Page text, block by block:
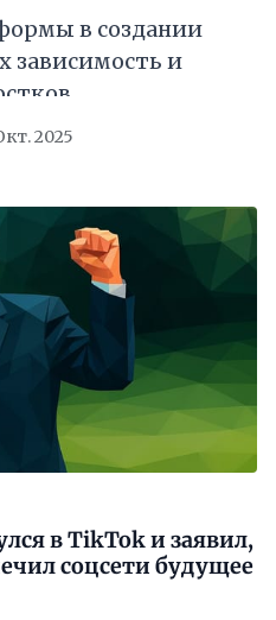
в создании
зависимость и
2025
в TikTok и заявил,
соцсети будущее